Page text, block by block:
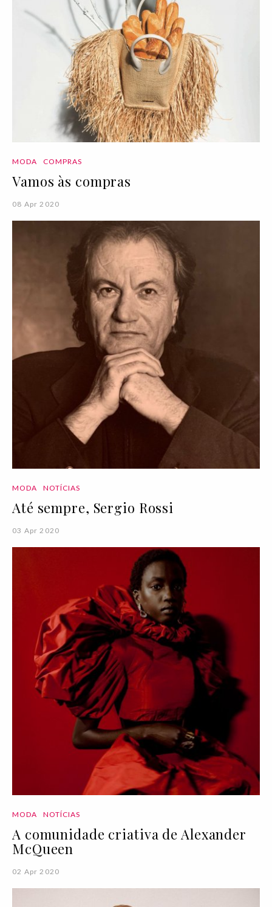
MODA COMPRAS
Vamos às compras
08 Apr 2020
MODA NOTÍCIAS
Até sempre, Sergio Rossi
03 Apr 2020
MODA NOTÍCIAS
A comunidade criativa de Alexander
McQueen
02 Apr 2020